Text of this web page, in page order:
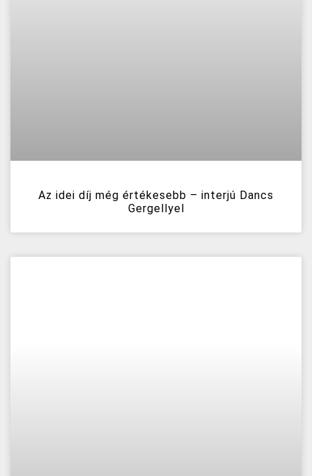
Az idei díj még értékesebb – interjú Dancs
Gergellyel